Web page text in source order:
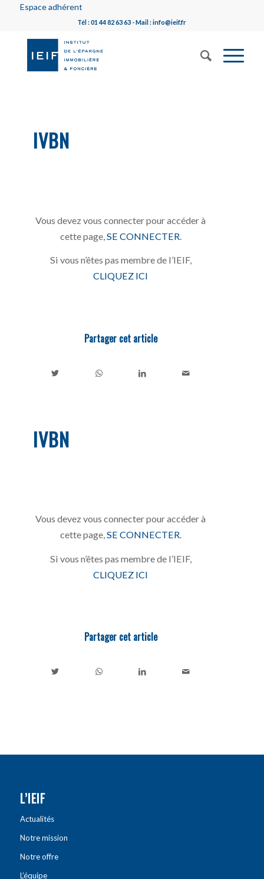
Espace adhérent
Tél : 01 44 82 63 63 - Mail : info@ieif.fr
IVBN
Vous devez vous connecter pour accéder à
cette page, SE CONNECTER
Si vous n’êtes pas membre de l’IEIF,
CLIQUEZ ICI
Partager cet article
IVBN
Vous devez vous connecter pour accéder à
cette page,SE CONNECTER.
Si vous n’êtes pas membre de l’IEIF,
CLIQUEZ ICI
Partager cet article
L’IEIF
Actualités
Notre mission
Notre offre
L’équipe